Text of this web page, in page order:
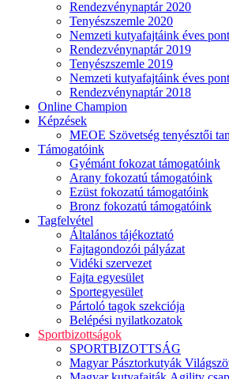
Rendezvénynaptár 2020
Tenyészszemle 2020
Nemzeti kutyafajtáink éves
Rendezvénynaptár 2019
Tenyészszemle 2019
Nemzeti kutyafajtáink éves
Rendezvénynaptár 2018
Online Champion
Képzések
MEOE Szövetség tenyésztői
Támogatóink
Gyémánt fokozat támogatóink
Arany fokozatú támogatóink
Ezüst fokozatú támogatóink
Bronz fokozatú támogatóink
Tagfelvétel
Általános tájékoztató
Fajtagondozói pályázat
Vidéki szervezet
Fajta egyesület
Sportegyesület
Pártoló tagok szekciója
Belépési nyilatkozatok
Sportbizottságok
SPORTBIZOTTSÁG
Magyar Pásztorkutyák